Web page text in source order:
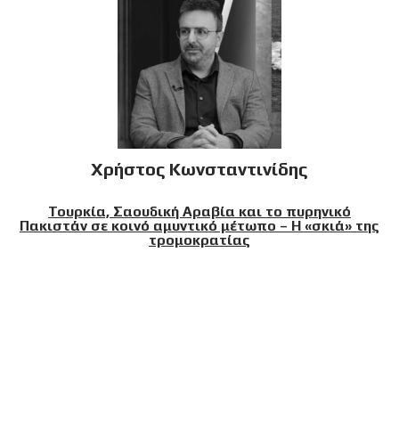
Χρήστος Κωνσταντινίδης
Τουρκία, Σαουδική Αραβία και το πυρηνικό
Πακιστάν σε κοινό αμυντικό μέτωπο – Η «σκιά» της
τρομοκρατίας